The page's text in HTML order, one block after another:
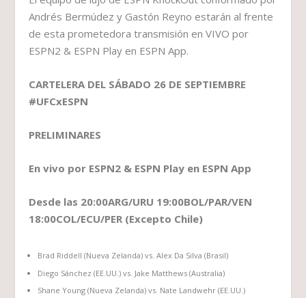
Andrés Bermúdez y Gastón Reyno estarán al frente
de esta prometedora transmisión en VIVO por
ESPN2 & ESPN Play en ESPN App.
CARTELERA DEL SÁBADO 26 DE SEPTIEMBRE
#UFCxESPN
PRELIMINARES
En vivo por ESPN2 & ESPN Play en ESPN App
Desde las 20:00ARG/URU 19:00BOL/PAR/VEN
18:00COL/ECU/PER (Excepto Chile)
Brad Riddell (Nueva Zelanda) vs. Alex Da Silva (Brasil)
Diego Sánchez (EE.UU.) vs. Jake Matthews (Australia)
Shane Young (Nueva Zelanda) vs. Nate Landwehr (EE.UU.)